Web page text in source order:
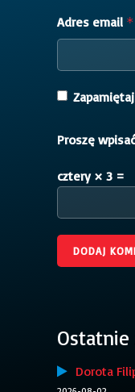
Adres email *
Proszę
cztery × 3 =
Dorota